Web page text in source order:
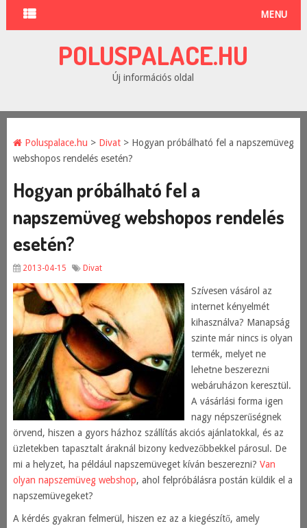
MENU
POLUSPALACE.HU
Új információs oldal
Poluspalace.hu > Divat> Hogyan próbálható fel a napszemüveg
webshopos rendelés esetén?
Hogyan próbálható fel a
napszemüveg webshopos rendelés
esetén?
2013-04-15 Divat
Szívesen vásárol az
internet kényelmét
kihasználva? Manapság
szinte már nincs is olyan
termék, melyet ne
lehetne beszerezni
webáruházon keresztül.
A vásárlási forma igen
nagy népszerűségnek
örvend, hiszen a gyors házhoz szállítás akciós ajánlatokkal, és az
üzletekben tapasztalt áraknál bizony kedvezőbbekkel párosul. De
mi a helyzet, ha például napszemüveget kíván beszerezni? Van
olyan napszemüveg webshop, ahol felpróbálásra postán küldik el a
napszemüvegeket?
A kérdés gyakran felmerül, hiszen ez az a kiegészítő, amely